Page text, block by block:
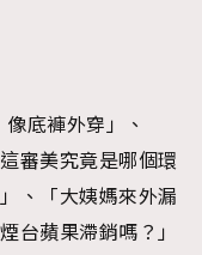
底褲外穿」、
審美究竟是哪個環
、「大姨媽來外漏
台蘋果滯銷嗎？」